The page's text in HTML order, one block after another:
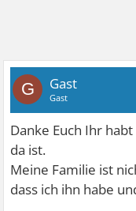
G Gast
Gast
Danke Euch Ihr
da ist.
Meine Familie ist
dass ich ihn habe